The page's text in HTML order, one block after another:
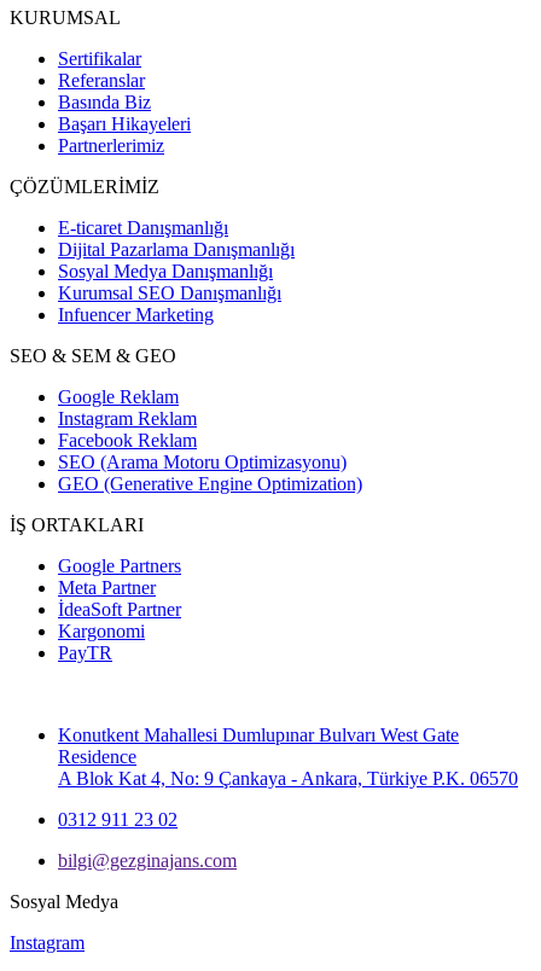
KURUMSAL
Sertifikalar
Referanslar
Basında Biz
Başarı Hikayeleri
Partnerlerimiz
ÇÖZÜMLERİMİZ
E-ticaret Danışmanlığı
Dijital Pazarlama Danışmanlığı
Sosyal Medya Danışmanlığı
Kurumsal SEO Danışmanlığı
Infuencer Marketing
SEO & SEM & GEO
Google Reklam
Instagram Reklam
Facebook Reklam
SEO (Arama Motoru Optimizasyonu)
GEO (Generative Engine Optimization)
İŞ ORTAKLARI
Google Partners
Meta Partner
İdeaSoft Partner
Kargonomi
PayTR
Konutkent Mahallesi Dumlupınar Bulvarı West Gate
Residence
A Blok Kat 4, No: 9 Çankaya - Ankara, Türkiye P.K. 06570
0312 911 23 02
bilgi@gezginajans.com
Sosyal Medya
Instagram